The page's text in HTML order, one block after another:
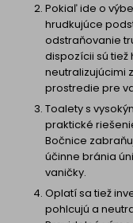
Pokiaľ ide o
hrudkujúce
odstraňovanie
dispozícii sú
neutralizujúcimi
prostredie pre
Toalety s
praktické
Bočnice
účinne bránia
vaničky.
Oplatí sa tiež
pohlcujú a